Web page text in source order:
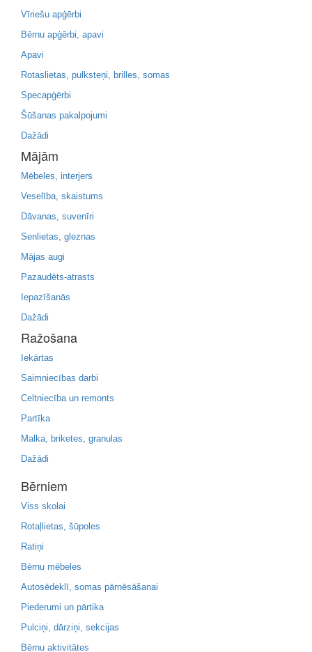
Vīriešu apģērbi
Bērnu apģērbi, apavi
Apavi
Rotaslietas, pulksteņi, brilles, somas
Specapģērbi
Šūšanas pakalpojumi
Dažādi
Mājām
Mēbeles, interjers
Veselība, skaistums
Dāvanas, suvenīri
Senlietas, gleznas
Mājas augi
Pazaudēts-atrasts
Iepazīšanās
Dažādi
Ražošana
Iekārtas
Saimniecības darbi
Celtniecība un remonts
Partīka
Malka, briketes, granulas
Dažādi
Bērniem
Viss skolai
Rotaļlietas, šūpoles
Ratiņi
Bērnu mēbeles
Autosēdeklī, somas pārnēsāšanai
Piederumi un pārtika
Pulciņi, dārziņi, sekcijas
Bērnu aktivitātes